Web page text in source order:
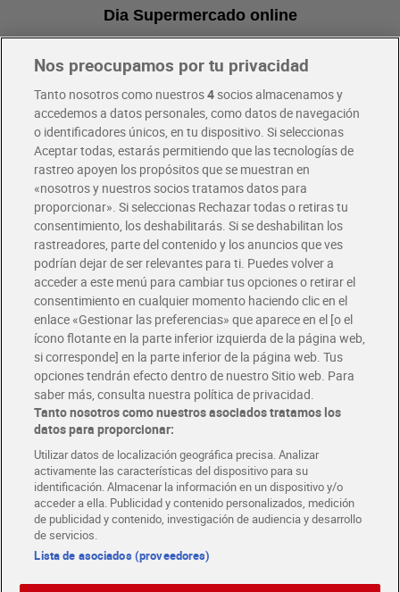
Dia Supermercado online
Pide hoy, recibe hoy
Envío gratis por compras superiores a 100€
Envío estandar por 4,99€
Glovo y Uber Eats
Solicita tu factura de Glovo o Uber Eats
Únete al CLUB Dia
Disfruta las ventajas y ofertas exclusivas.
Descárgate la APP Dia
Folletos y Tiendas
Descubre las mejores ofertas y busca tu tienda más cercana
Tarjeta MaX Dia
Te devuelve hasta 8€/mes de tus compras.
¡Solicita tu tarjeta de crédito aquí!
COMER MEJOR CADA DIA
COLABORA CON DIA ABRE TU TIENDA DIA CORPORATE
Nos preocupamos por tu privacidad
Tanto nosotros como nuestros4socios almacenamos y
accedemos a datos personales, como datos de navegación
o identificadores únicos, en tu dispositivo. Si seleccionas
Aceptar todas, estarás permitiendo que las tecnologías de
rastreo apoyen los propósitos que se muestran en
«nosotros y nuestros socios tratamos datos para
proporcionar». Si seleccionas Rechazar todas o retiras tu
consentimiento, los deshabilitarás. Si se deshabilitan los
rastreadores, parte del contenido y los anuncios que ves
podrían dejar de ser relevantes para ti. Puedes volver a
acceder a este menú para cambiar tus opciones o retirar el
consentimiento en cualquier momento haciendo clic en el
enlace «Gestionar las preferencias» que aparece en el [o el
ícono flotante en la parte inferior izquierda de la página web,
si corresponde] en la parte inferior de la página web. Tus
opciones tendrán efecto dentro de nuestro Sitio web. Para
saber más, consulta nuestra política de privacidad.
Tanto nosotros como nuestros asociados tratamos los
datos para proporcionar:
Utilizar datos de localización geográfica precisa. Analizar
activamente las características del dispositivo para su
identificación. Almacenar la información en un dispositivo y/o
acceder a ella. Publicidad y contenido personalizados, medición
de publicidad y contenido, investigación de audiencia y desarrollo
de servicios.
Lista de asociados (proveedores)